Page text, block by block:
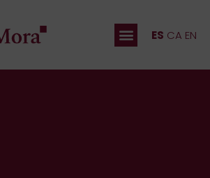
ES CA EN